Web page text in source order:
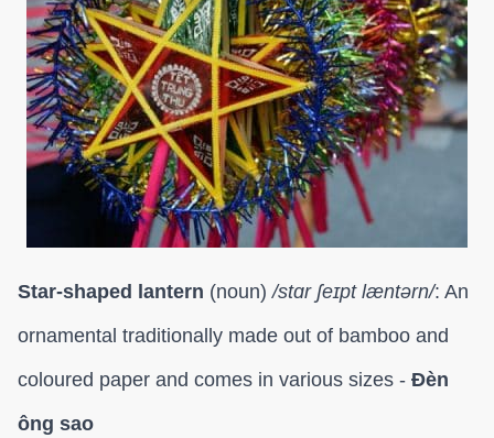
Star-shaped lantern (noun)/stɑr ʃeɪpt læntərn/: An
ornamental traditionally made out of bamboo and
coloured paper and comes in various sizes - Đèn
ông sao